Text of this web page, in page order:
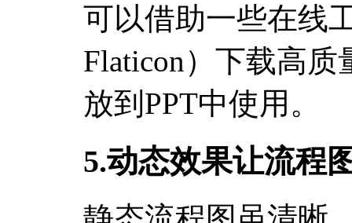
可以借助一些在线
Flaticon）下载高
放到PPT中使用。
5.动态效果让流程